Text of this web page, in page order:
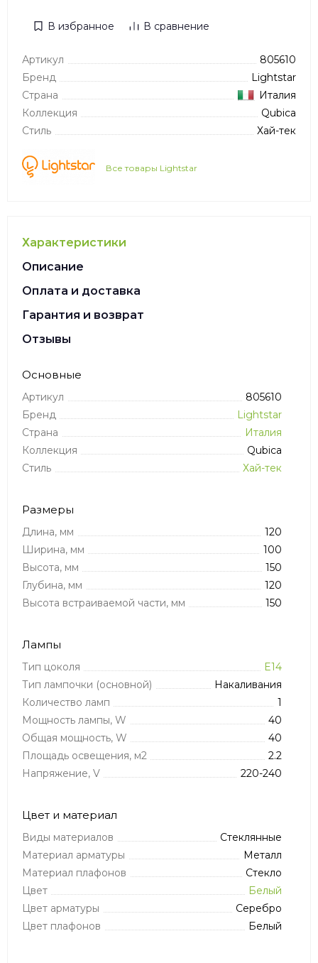
В избранное В сравнение
Артикул
805610
Бренд
Lightstar
Страна
Италия
Коллекция
Qubica
Стиль
Хай-тек
Все товары Lightstar
Характеристики
Описание
Оплата и доставка
Гарантия и возврат
Отзывы
Основные
Артикул
805610
Бренд
Lightstar
Страна
Италия
Коллекция
Qubica
Стиль
Хай-тек
Размеры
Длина, мм
120
Ширина, мм
100
Высота, мм
150
Глубина, мм
120
Высота встраиваемой части, мм
150
Лампы
Тип цоколя
E14
Тип лампочки (основной)
Накаливания
Количество ламп
1
Мощность лампы, W
40
Общая мощность, W
40
Площадь освещения, м2
2.2
Напряжение, V
220-240
Цвет и материал
Виды материалов
Стеклянные
Материал арматуры
Металл
Материал плафонов
Стекло
Цвет
Белый
Цвет арматуры
Серебро
Цвет плафонов
Белый